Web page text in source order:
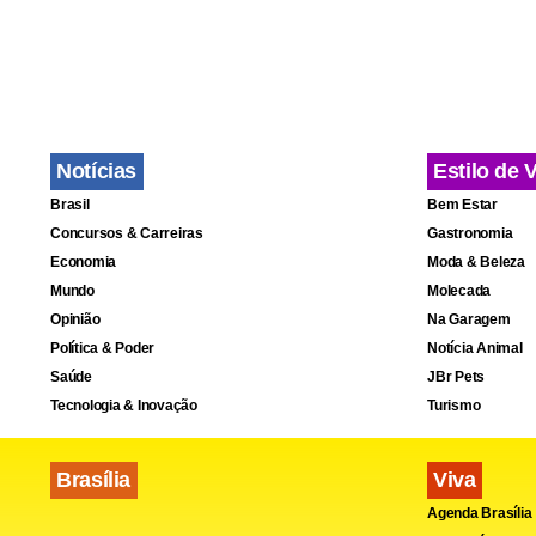
Para o
adaptação
adotada
de dezenas
Notícias
Brasil
Concursos & Carreiras
Economia
Mundo
Opinião
Política & Poder
Saúde
Tecnologia & Inovação
Brasília
Estilo de
Bem Estar
Gastronomia
Moda & Beleza
Molecada
Na Garagem
Notícia Animal
JBr Pets
Turismo
Viva
Agenda Brasília